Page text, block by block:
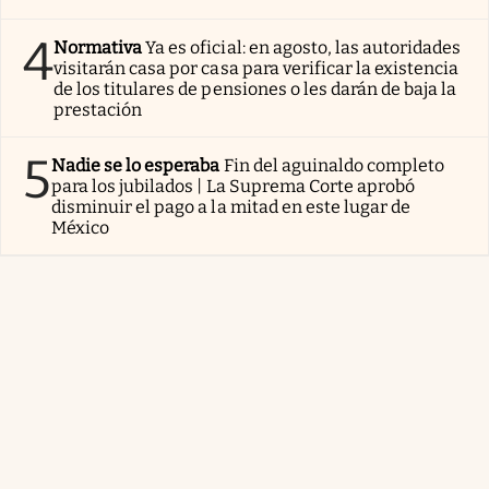
4NormativaYa es oficial: en agosto, las autoridades
visitarán casa por casa para verificar la existencia
de los titulares de pensiones o les darán de baja la
prestación
5Nadie se lo esperaba Fin del aguinaldo completo
para los jubilados | La Suprema Corte aprobó
disminuir el pago a la mitad en este lugar de
México